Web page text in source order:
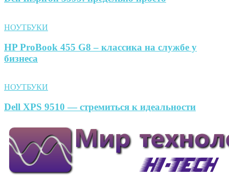
НОУТБУКИ
HP ProBook 455 G8 – классика на службе у
бизнеса
НОУТБУКИ
Dell XPS 9510 — стремиться к идеальности